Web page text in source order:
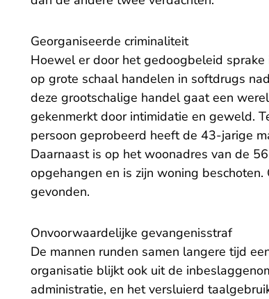
Georganiseerde criminaliteit
Hoewel er door het gedoogbeleid
op grote schaal handelen in softdrugs
deze grootschalige handel gaat een
gekenmerkt door intimidatie en geweld.
persoon geprobeerd heeft de 43-jarige
Daarnaast is op het woonadres van de
opgehangen en is zijn woning
gevonden.
Onvoorwaardelijke gevangenisstraf
De mannen runden samen langere tijd
organisatie blijkt ook uit de
administratie, en het versluierd